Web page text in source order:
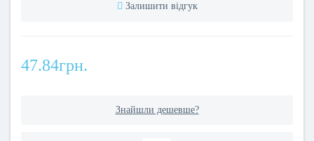
Залишити відгук
47.84грн.
Знайшли дешевше?